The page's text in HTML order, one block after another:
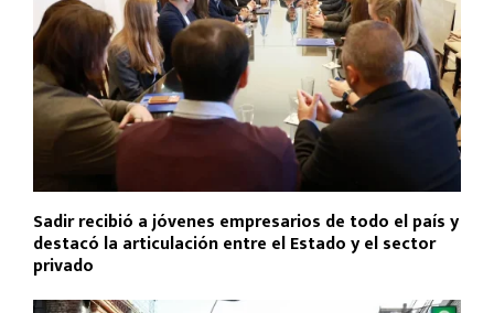
Sadir recibió a jóvenes empresarios de todo el país y
destacó la articulación entre el Estado y el sector
privado